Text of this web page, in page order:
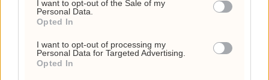
I want to opt-out of the Sale of my
Personal Data.
Opted In
I want to opt-out of processing my
Personal Data for Targeted Advertising.
Opted In
Siste Mest lest